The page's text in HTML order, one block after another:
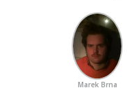
Marek Brna